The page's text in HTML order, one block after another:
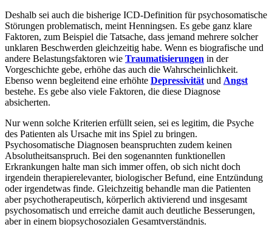
Deshalb sei auch die bisherige ICD-Definition für psychosomatische
Störungen problematisch, meint Henningsen. Es gebe ganz klare
Faktoren, zum Beispiel die Tatsache, dass jemand mehrere solcher
unklaren Beschwerden gleichzeitig habe. Wenn es biografische und
andere Belastungsfaktoren wie Traumatisierungen in der
Vorgeschichte gebe, erhöhe das auch die Wahrscheinlichkeit.
Ebenso wenn begleitend eine erhöhte Depressivität und Angst
bestehe. Es gebe also viele Faktoren, die diese Diagnose
absicherten.
Nur wenn solche Kriterien erfüllt seien, sei es legitim, die Psyche
des Patienten als Ursache mit ins Spiel zu bringen.
Psychosomatische Diagnosen beanspruchten zudem keinen
Absolutheitsanspruch. Bei den sogenannten funktionellen
Erkrankungen halte man sich immer offen, ob sich nicht doch
irgendein therapierelevanter, biologischer Befund, eine Entzündung
oder irgendetwas finde. Gleichzeitig behandle man die Patienten
aber psychotherapeutisch, körperlich aktivierend und insgesamt
psychosomatisch und erreiche damit auch deutliche Besserungen,
aber in einem biopsychosozialen Gesamtverständnis.